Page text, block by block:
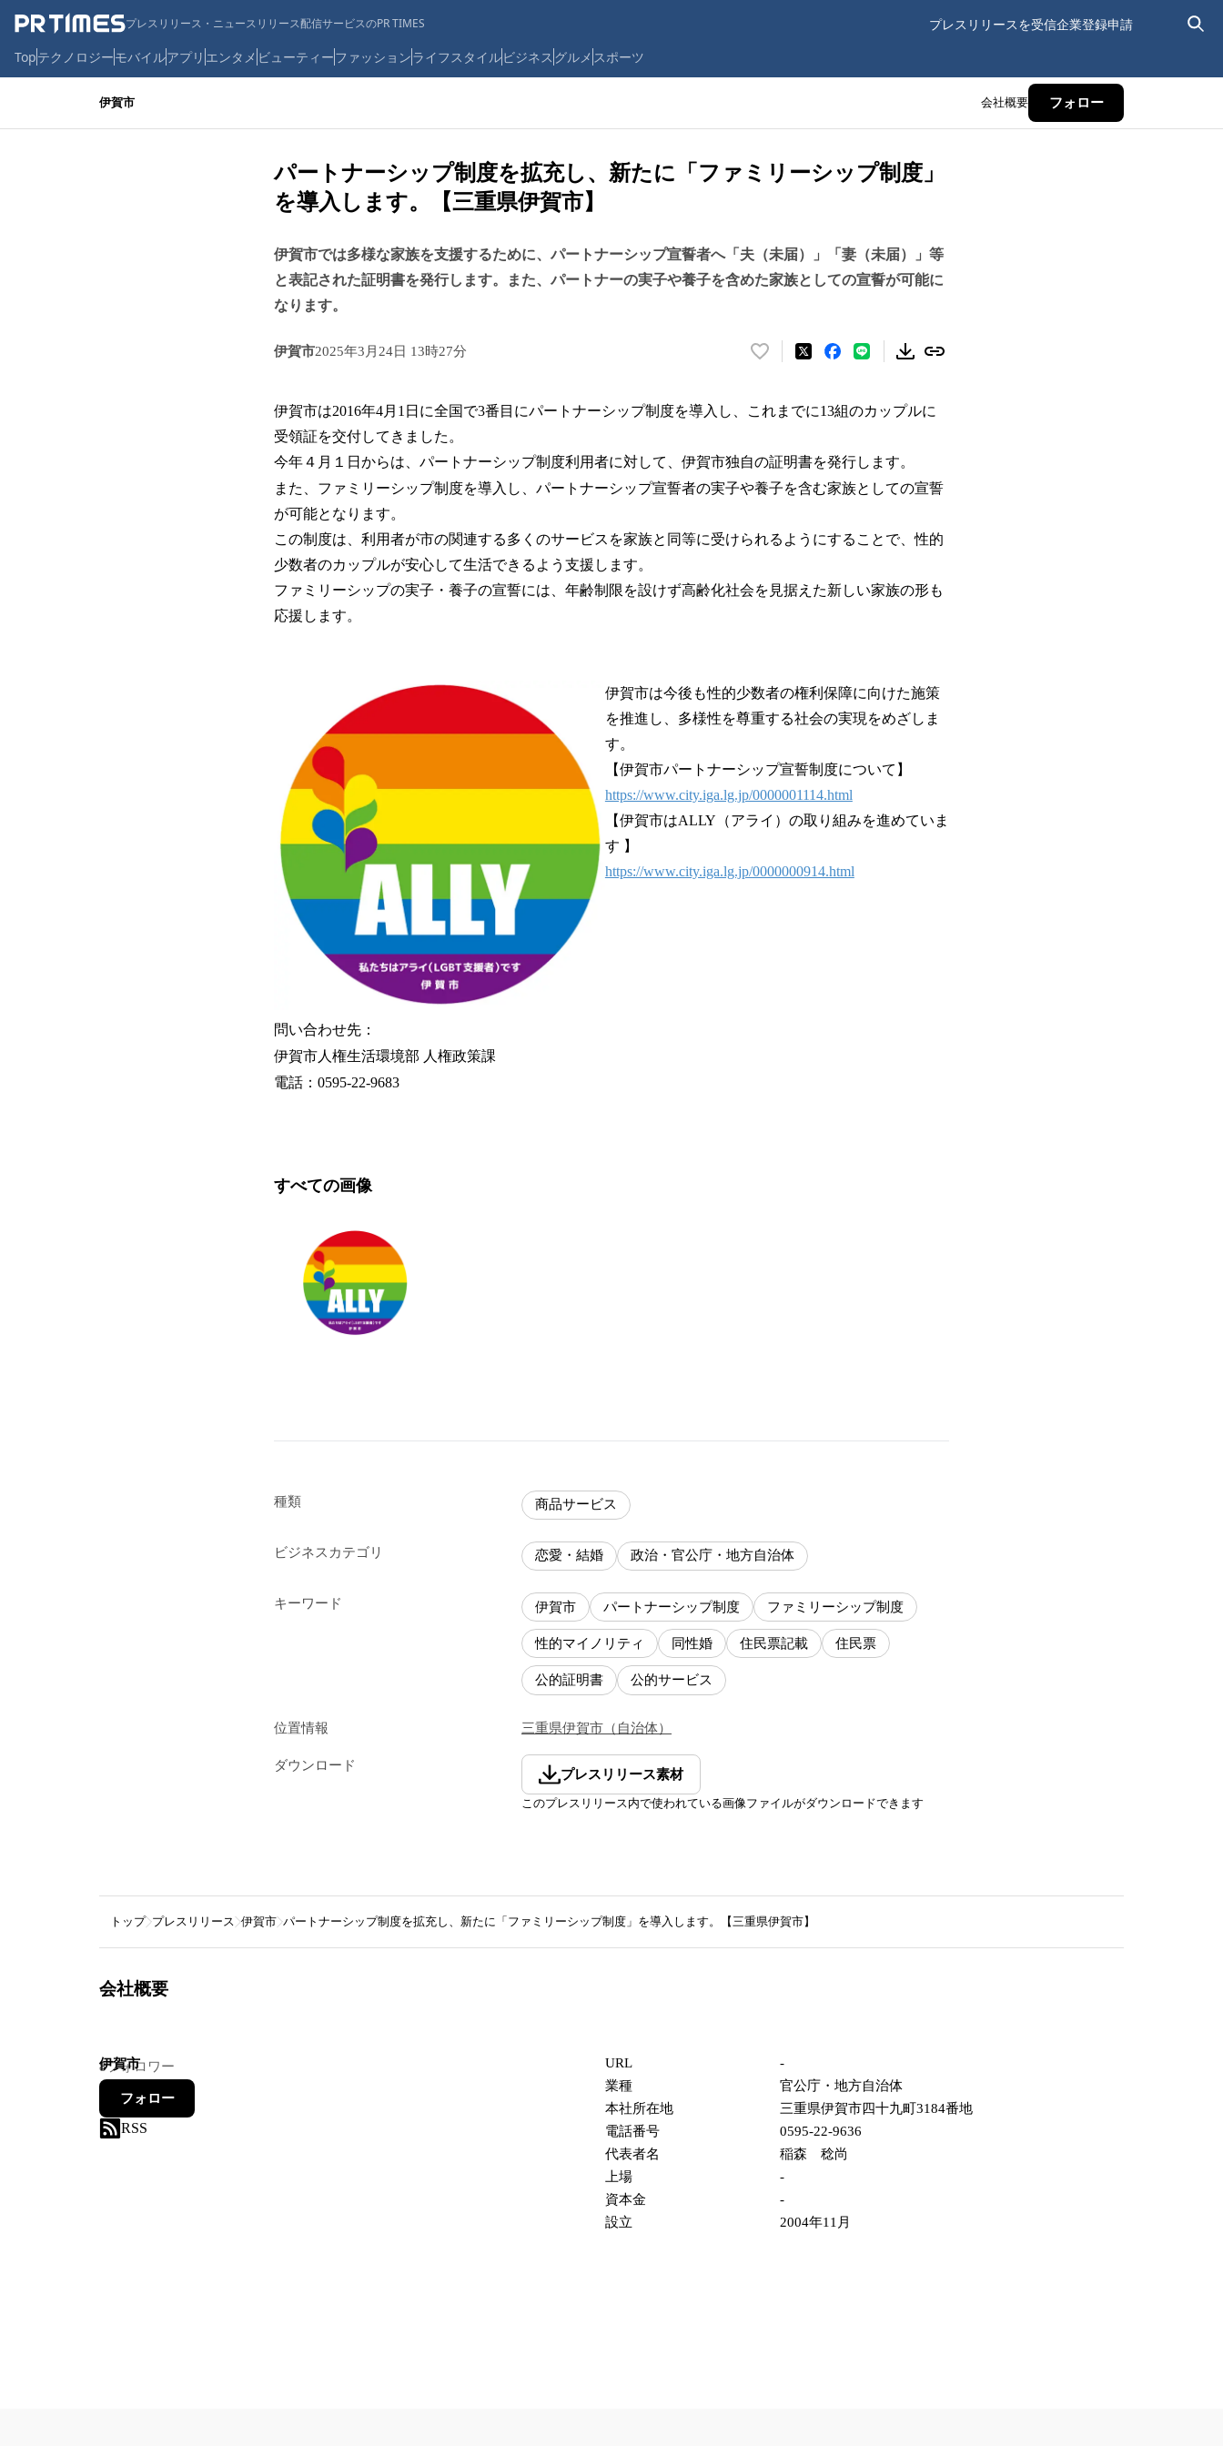
プレスリリース・ニュースリリース配信サービスのPR TIMES プレスリリースを受信企業登録申請
Topテクノロジーモバイルアプリ エンタメ ビューティーファッションライフスタイルビジネス グルメ スポーツ
伊賀市 会社概要 フォロー
パートナーシップ制度を拡充し、新たに「ファミリーシップ制度」
を導入します。【三重県伊賀市】
伊賀市では多様な家族を支援するために、パートナーシップ宣誓者へ「夫（未届）」「妻（未届）」等
と表記された証明書を発行します。また、パートナーの実子や養子を含めた家族としての宣誓が可能に
なります。
伊賀市2025年3月24日 13時27分
い
！
を
み
み
中
す
伊賀市は2016年4月1日に全国で3番目にパートナーシップ制度を導入し、これまでに13組のカップルに
受領証を交付してきました。
今年４月１日からは、パートナーシップ制度利用者に対して、伊賀市独自の証明書を発行します。
また、ファミリーシップ制度を導入し、パートナーシップ宣誓者の実子や養子を含む家族としての宣誓
が可能となります。
この制度は、利用者が市の関連する多くのサービスを家族と同等に受けられるようにすることで、性的
少数者のカップルが安心して生活できるよう支援します。
ファミリーシップの実子・養子の宣誓には、年齢制限を設けず高齢化社会を見据えた新しい家族の形も
応援します。
伊賀市は今後も性的少数者の権利保障に向けた施策
を推進し、多様性を尊重する社会の実現をめざしま
す。
【伊賀市パートナーシップ宣誓制度について】
https://www.city.iga.lg.jp/0000001114.html
【伊賀市はALLY（アライ）の取り組みを進めていま
す 】
https://www.city.iga.lg.jp/0000000914.html
問い合わせ先：
伊賀市人権生活環境部 人権政策課
電話：0595-22-9683
すべての画像
種類 商品サービス
ビジネスカテゴリ 恋愛・結婚 政治・官公庁・地方自治体
キーワード 伊賀市 パートナーシップ制度 ファミリーシップ制度
性的マイノリティ 同性婚 住民票記載 住民票
公的証明書 公的サービス
位置情報 三重県伊賀市 （ 自治体）
ダウンロード
プレスリリース素材
このプレスリリース内で使われている画像ファイルがダウンロードできます
トップ プレスリリース 伊賀市 パートナーシップ制度を拡充し、新たに「ファミリーシップ制度」を導入します。【三重県伊賀市】
会社概要
伊賀市
8フォロワー
フォロー
RSS
URL
-
業種
官公庁・地方自治体
本社所在地
三重県伊賀市四十九町3184番地
電話番号
0595-22-9636
代表者名
稲森 稔尚
上場
-
資本金
-
設立
2004年11月